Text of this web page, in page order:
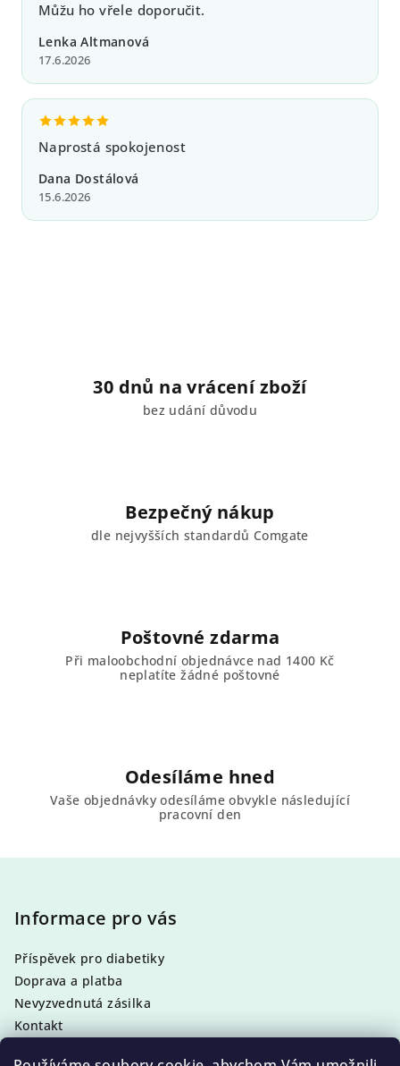
Můžu ho vřele doporučit.
Lenka Altmanová
17.6.2026
Naprostá spokojenost
Dana Dostálová
15.6.2026
30 dnů na vrácení zboží
bez udání důvodu
Bezpečný nákup
dle nejvyšších standardů Comgate
Poštovné zdarma
Při maloobchodní objednávce nad 1400 Kč
neplatíte žádné poštovné
Odesíláme hned
Vaše objednávky odesíláme obvykle následující
pracovní den
Informace pro vás
Příspěvek pro diabetiky
Doprava a platba
Nevyzvednutá zásilka
Kontakt